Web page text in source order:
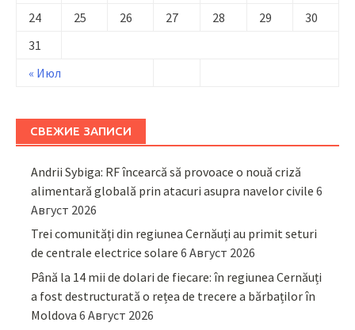
« Июл
24
25 26 27 28 29
30
31
СВЕЖИЕ ЗАПИСИ
Andrii Sybiga: RF încearcă să provoace o nouă criză
alimentară globală prin atacuri asupra navelor civile 6
Август 2026
Trei comunități din regiunea Cernăuți au primit seturi
de centrale electrice solare 6 Август 2026
Până la 14 mii de dolari de fiecare: în regiunea Cernăuți
a fost destructurată o rețea de trecere a bărbaților în
Moldova 6 Август 2026